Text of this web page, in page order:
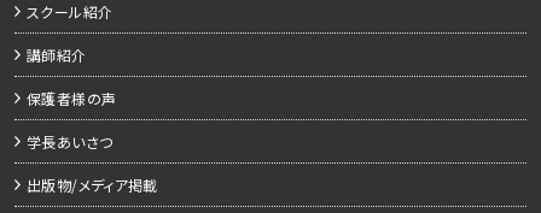
スクール紹介
講師紹介
保護者様の声
学長あいさつ
出版物/メディア掲載